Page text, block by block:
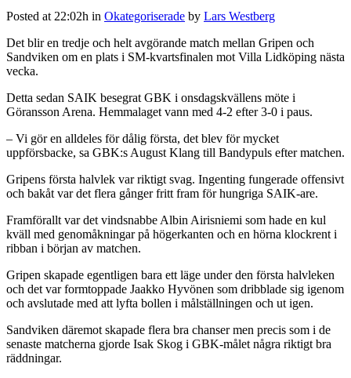
Posted at 22:02h in Okategoriserade by Lars Westberg
Det blir en tredje och helt avgörande match mellan Gripen och
Sandviken om en plats i SM-kvartsfinalen mot Villa Lidköping nästa
vecka.
Detta sedan SAIK besegrat GBK i onsdagskvällens möte i
Göransson Arena. Hemmalaget vann med 4-2 efter 3-0 i paus.
– Vi gör en alldeles för dålig första, det blev för mycket
uppförsbacke, sa GBK:s August Klang till Bandypuls efter matchen.
Gripens första halvlek var riktigt svag. Ingenting fungerade offensivt
och bakåt var det flera gånger fritt fram för hungriga SAIK-are.
Framförallt var det vindsnabbe Albin Airisniemi som hade en kul
kväll med genomåkningar på högerkanten och en hörna klockrent i
ribban i början av matchen.
Gripen skapade egentligen bara ett läge under den första halvleken
och det var formtoppade Jaakko Hyvönen som dribblade sig igenom
och avslutade med att lyfta bollen i målställningen och ut igen.
Sandviken däremot skapade flera bra chanser men precis som i de
senaste matcherna gjorde Isak Skog i GBK-målet några riktigt bra
räddningar.